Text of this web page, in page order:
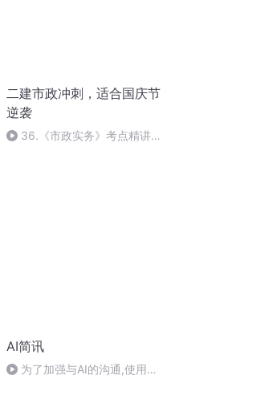
二建市政冲刺，适合国庆节
逆袭
36.《市政实务》考点精讲第
AI简讯
为了加强与AI的沟通,使用特